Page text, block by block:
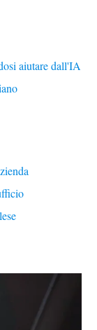
aiutare dall'IA